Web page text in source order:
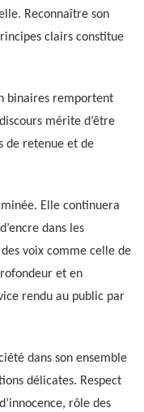
Reconnaître son
clairs constitue
binaires remportent
mérite d’être
de retenue et de
Elle continuera
dans les
voix comme celle de
et en
rendu au public par
dans son ensemble
délicates. Respect
rôle des